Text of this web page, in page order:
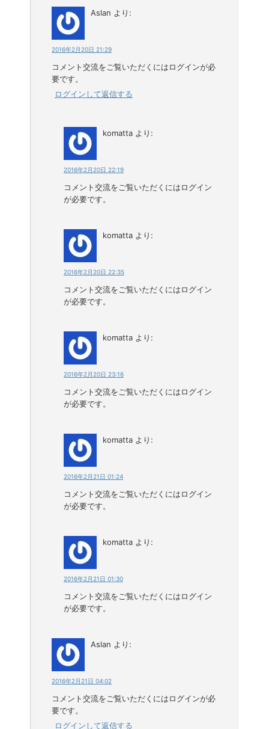
Aslan より:
2016年2月20日 21:29
コメント交流をご覧いただくにはログインが必
要です。
ログインして返信する
komatta より:
2016年2月20日 22:19
コメント交流をご覧いただくにはログイン
が必要です。
komatta より:
2016年2月20日 22:35
コメント交流をご覧いただくにはログイン
が必要です。
komatta より:
2016年2月20日 23:16
コメント交流をご覧いただくにはログイン
が必要です。
komatta より:
2016年2月21日 01:24
コメント交流をご覧いただくにはログイン
が必要です。
komatta より:
2016年2月21日 01:30
コメント交流をご覧いただくにはログイン
が必要です。
Aslan より:
2016年2月21日 04:02
コメント交流をご覧いただくにはログインが必
要です。
ログインして返信する